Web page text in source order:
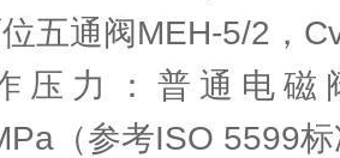
五通阀MEH-5/2，
压力：普通电磁
（参考ISO 5599